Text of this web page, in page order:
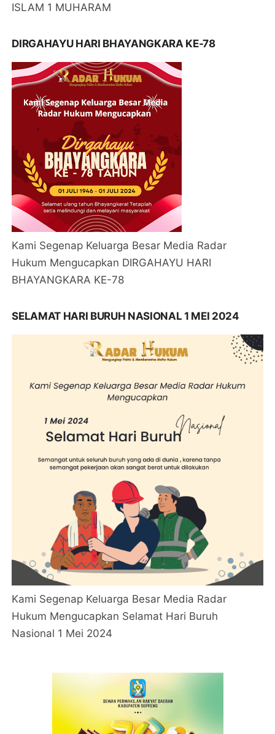
ISLAM 1 MUHARAM
DIRGAHAYU HARI BHAYANGKARA KE-78
Kami Segenap Keluarga Besar Media Radar
Hukum Mengucapkan DIRGAHAYU HARI
BHAYANGKARA KE-78
SELAMAT HARI BURUH NASIONAL 1 MEI 2024
Kami Segenap Keluarga Besar Media Radar
Hukum Mengucapkan Selamat Hari Buruh
Nasional 1 Mei 2024